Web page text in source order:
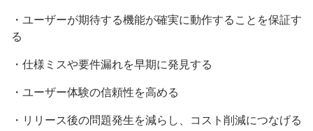
・ユーザーが期待する機能が確実に動作することを保証す
る
・仕様ミスや要件漏れを早期に発見する
・ユーザー体験の信頼性を高める
・リリース後の問題発生を減らし、コスト削減につなげる